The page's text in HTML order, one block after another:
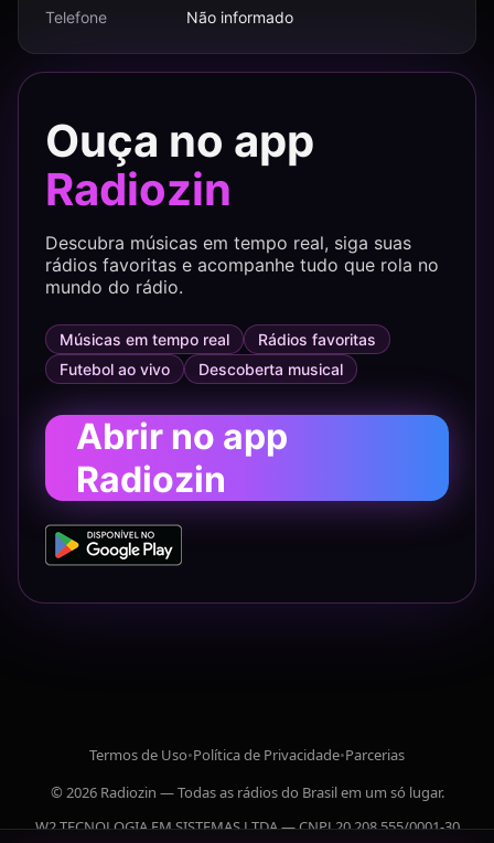
Telefone
Não informado
Ouça no app
Radiozin
Descubra músicas em tempo real, siga suas
rádios favoritas e acompanhe tudo que rola no
mundo do rádio.
Músicas em tempo real
Rádios favoritas
Futebol ao vivo
Descoberta musical
Abrir no app
Radiozin
Termos de Uso•Política de Privacidade•Parcerias
© 2026 Radiozin — Todas as rádios do Brasil em um só lugar.
W2 TECNOLOGIA EM SISTEMAS LTDA — CNPJ 20.208.555/0001-30